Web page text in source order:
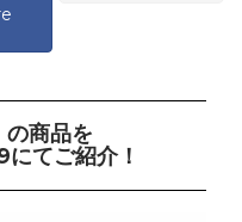
の商品を
てご紹介！